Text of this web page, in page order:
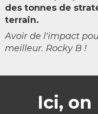
des tonnes de
terrain.
Avoir de l'impact
meilleur. Rocky B !
Ici, on